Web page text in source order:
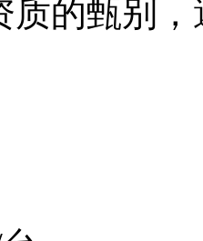
质的甄别